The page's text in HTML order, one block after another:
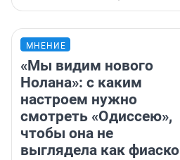
МНЕНИЕ
«Мы видим нового
Нолана»: с каким
настроем нужно
смотреть «Одиссею»,
чтобы она не
выглядела как фиаско